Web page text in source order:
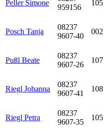
Peller Simone
959156
105
Posch Tanja
08237
9607-40
002
Pußl Beate
08237
9607-26
107
Riegl Johanna
08237
9607-41
108
Riegl Petra
08237
9607-35
105